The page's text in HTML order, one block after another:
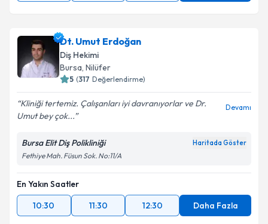
Dt. Umut Erdoğan
Diş Hekimi
Bursa, Nilüfer
5 (317 Değerlendirme)
Kliniği tertemiz. Çalışanları iyi davranıyorlar ve Dr.
Umut bey çok...
Devamı
Bursa Elit Diş Polikliniği Haritada Göster
Fethiye Mah. Füsun Sok. No:11/A
En Yakın Saatler
10:30
11:30 12:30 Daha Fazla